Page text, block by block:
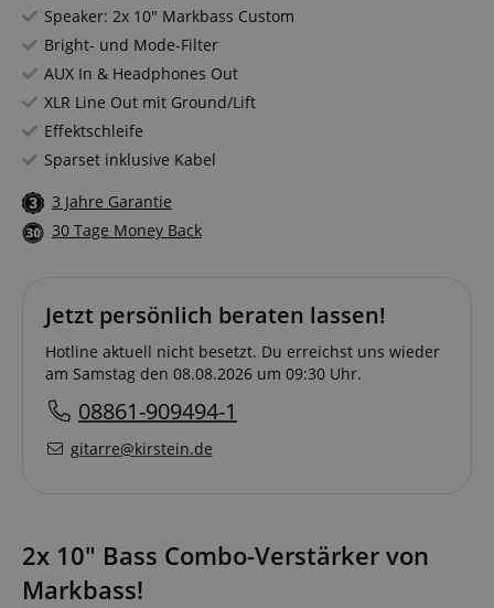
Speaker: 2x 10" Markbass Custom
Bright- und Mode-Filter
AUX In & Headphones Out
XLR Line Out mit Ground/Lift
Effektschleife
Sparset inklusive Kabel
3 Jahre Garantie
30 Tage Money Back
Jetzt persönlich beraten lassen!
Hotline aktuell nicht besetzt. Du erreichst uns wieder
am Samstag den 08.08.2026 um 09:30 Uhr.
08861-909494-1
gitarre@kirstein.de
2x 10" Bass Combo-Verstärker von
Markbass!